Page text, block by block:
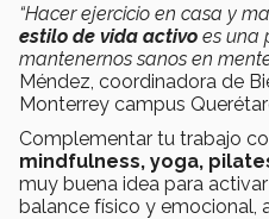
“Hacer ejercicio en casa y
estilo de vida activo es una
mantenernos sanos en
Méndez, coordinadora de
Monterrey campus
Complementar tu trabajo
mindfulness, yoga,
muy buena idea para
balance físico y emocional,